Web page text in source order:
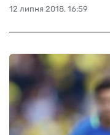
12 липня 2018, 16:59